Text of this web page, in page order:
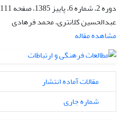
دوره 2، شماره 6، پاییز 1385، صفحه
111-134
عبدالحسین کلانتری، محمد فرهادی
مشاهده مقاله
مقالات آماده انتشار
شماره جاری